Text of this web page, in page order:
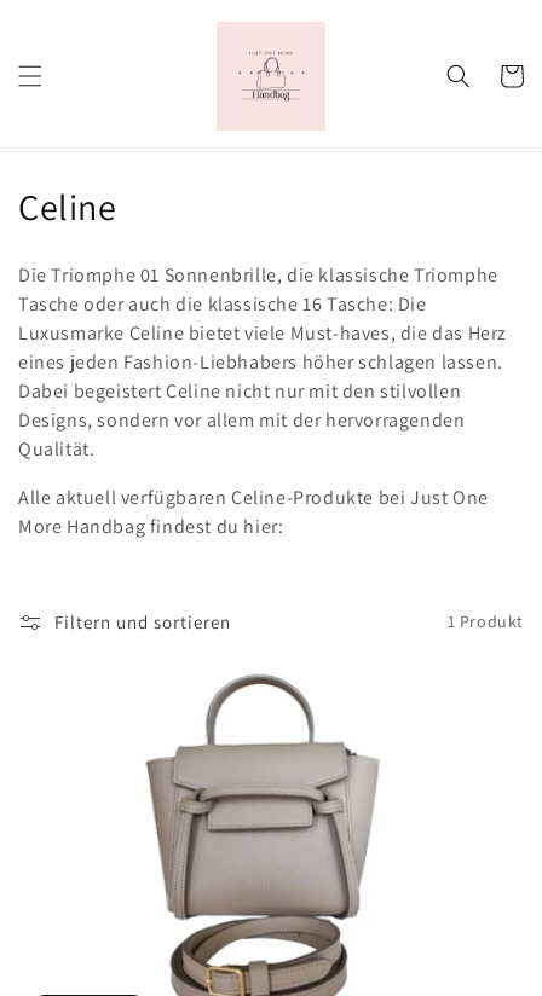
K
t
e
g
o
r
i
:
Celine
Die Triomphe 01 Sonnenbrille, die klassische Triomphe
Tasche oder auch die klassische 16 Tasche: Die
Luxusmarke Celine bietet viele Must-haves, die das Herz
eines jeden Fashion-Liebhabers höher schlagen lassen.
Dabei begeistert Celine nicht nur mit den stilvollen
Designs, sondern vor allem mit der hervorragenden
Qualität.
Alle aktuell verfügbaren Celine-Produkte bei Just One
More Handbag findest du hier:
Filtern und sortieren 1 Produkt